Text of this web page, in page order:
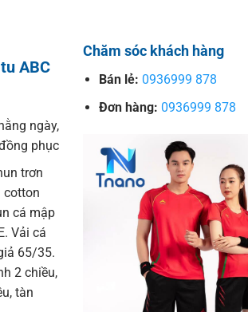
ABC
ngày,
phục
trơn
cotton
cá mập
Vải cá
65/35.
2 chiều,
tàn
Chăm sóc khách hàng
Bán lẻ: 0936999 878
Đơn hàng: 0936999 878